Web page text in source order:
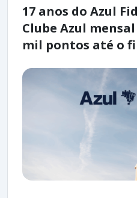
17 anos do Azul
Clube Azul
mil pontos até o